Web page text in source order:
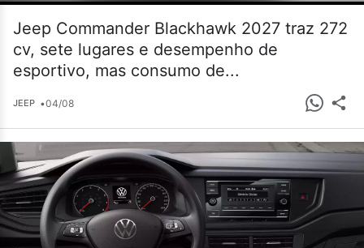
Jeep Commander Blackhawk 2027 traz 272
cv, sete lugares e desempenho de
esportivo, mas consumo de...
JEEP •04/08